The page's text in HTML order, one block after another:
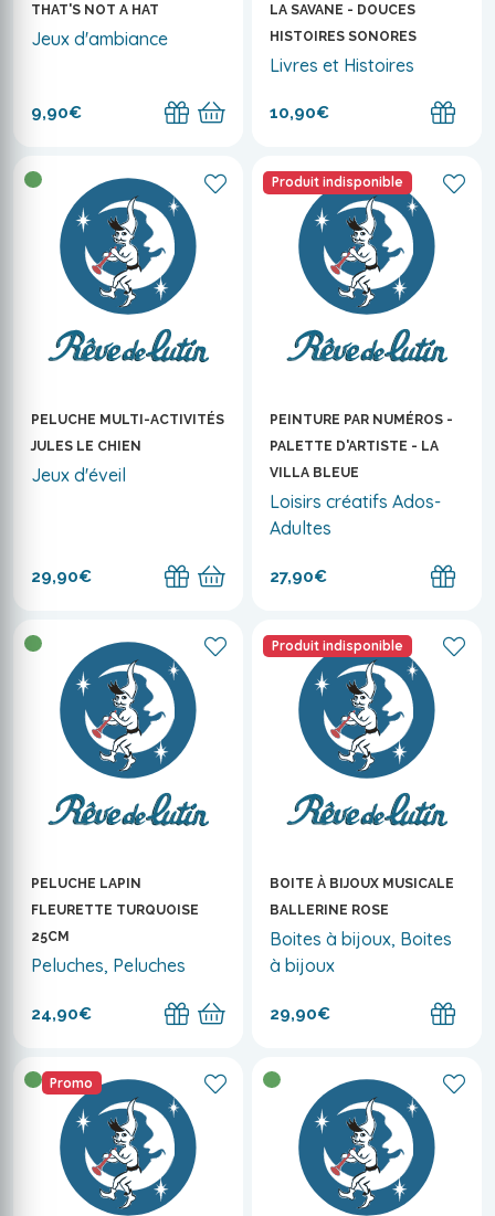
THAT'S NOT A HAT
Jeux d'ambiance
9,90€
LA SAVANE - DOUCES
HISTOIRES SONORES
Livres et Histoires
10,90€
PELUCHE MULTI-ACTIVITÉS
JULES LE CHIEN
Jeux d'éveil
29,90€
Produit indisponible
PEINTURE PAR NUMÉROS -
PALETTE D'ARTISTE - LA
VILLA BLEUE
Loisirs créatifs Ados-
Adultes
27,90€
PELUCHE LAPIN
FLEURETTE TURQUOISE
25CM
Peluches, Peluches
24,90€
Produit indisponible
BOITE À BIJOUX MUSICALE
BALLERINE ROSE
Boites à bijoux, Boites
à bijoux
29,90€
Promo